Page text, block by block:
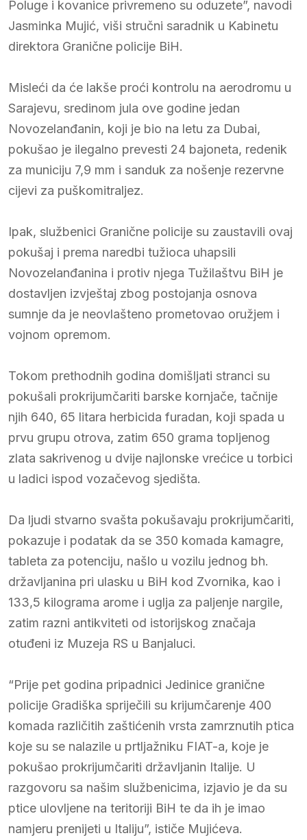
Poluge i kovanice privremeno su oduzete”, navodi
Jasminka Mujić, viši stručni saradnik u Kabinetu
direktora Granične policije BiH.
Misleći da će lakše proći kontrolu na aerodromu u
Sarajevu, sredinom jula ove godine jedan
Novozelanđanin, koji je bio na letu za Dubai,
pokušao je ilegalno prevesti 24 bajoneta, redenik
za municiju 7,9 mm i sanduk za nošenje rezervne
cijevi za puškomitraljez.
Ipak, službenici Granične policije su zaustavili ovaj
pokušaj i prema naredbi tužioca uhapsili
Novozelanđanina i protiv njega Tužilaštvu BiH je
dostavljen izvještaj zbog postojanja osnova
sumnje da je neovlašteno prometovao oružjem i
vojnom opremom.
Tokom prethodnih godina domišljati stranci su
pokušali prokrijumčariti barske kornjače, tačnije
njih 640, 65 litara herbicida furadan, koji spada u
prvu grupu otrova, zatim 650 grama topljenog
zlata sakrivenog u dvije najlonske vrećice u torbici
u ladici ispod vozačevog sjedišta.
Da ljudi stvarno svašta pokušavaju prokrijumčariti,
pokazuje i podatak da se 350 komada kamagre,
tableta za potenciju, našlo u vozilu jednog bh.
državljanina pri ulasku u BiH kod Zvornika, kao i
133,5 kilograma arome i uglja za paljenje nargile,
zatim razni antikviteti od istorijskog značaja
otuđeni iz Muzeja RS u Banjaluci.
“Prije pet godina pripadnici Jedinice granične
policije Gradiška spriječili su krijumčarenje 400
komada različitih zaštićenih vrsta zamrznutih ptica
koje su se nalazile u prtljažniku FIAT-a, koje je
pokušao prokrijumčariti državljanin Italije. U
razgovoru sa našim službenicima, izjavio je da su
ptice ulovljene na teritoriji BiH te da ih je imao
namjeru prenijeti u Italiju”, ističe Mujićeva.